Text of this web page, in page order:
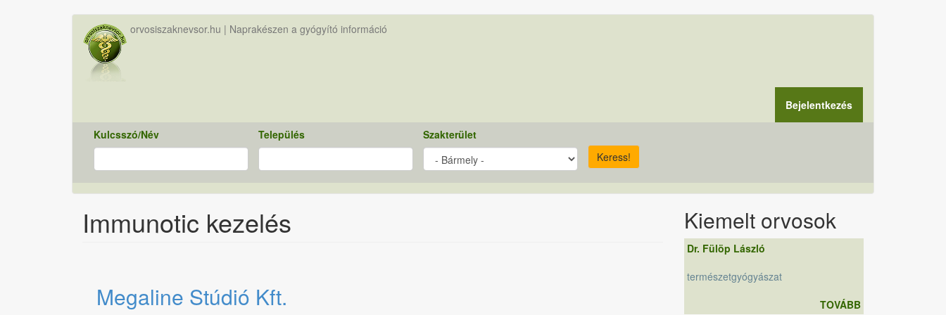
orvosiszaknevsor.hu | Naprakészen a gyógyító információ
Bejelentkezés
Kulcsszó/Név Település
Szakterület
Keress!
Immunotic kezelés
Megaline Stúdió Kft.
Kiemelt orvosok
Dr. Fülöp László
természetgyógyászat
TOVÁBB